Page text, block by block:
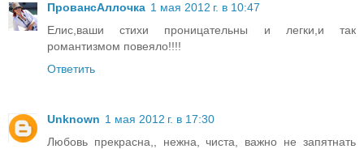
ПровансАллочка 1 мая 2012 г. в 10:47
Елис,ваши стихи проницательны и легки,и так
романтизмом повеяло!!!!
Ответить
Unknown 1 мая 2012 г. в 17:30
Любовь прекрасна,, нежна, чиста, важно не запятнать